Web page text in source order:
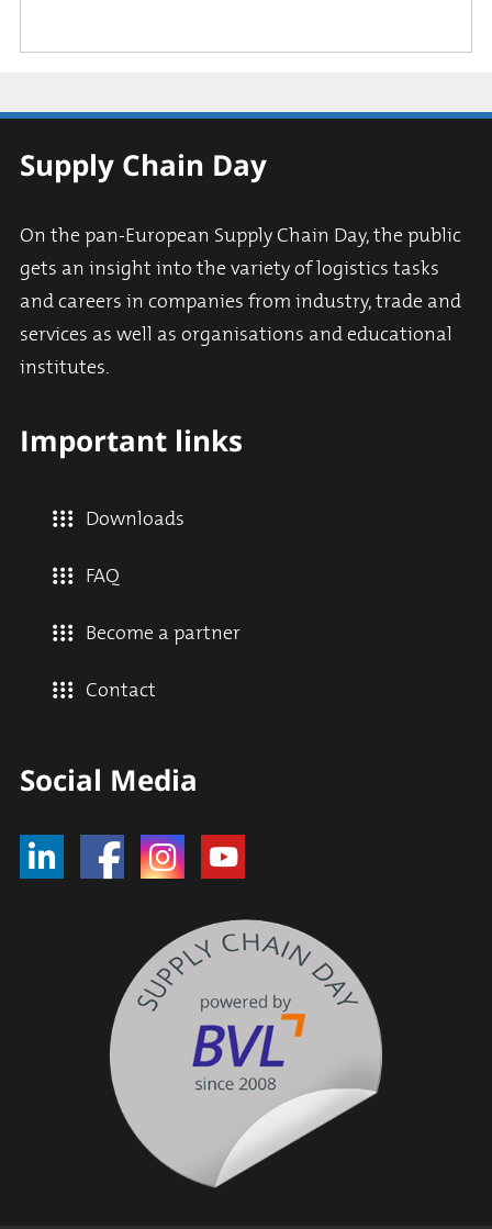
Supply Chain Day
On the pan-European Supply Chain Day, the public
gets an insight into the variety of logistics tasks
and careers in companies from industry, trade and
services as well as organisations and educational
institutes.
Important links
Downloads
FAQ
Become a partner
Contact
Social Media